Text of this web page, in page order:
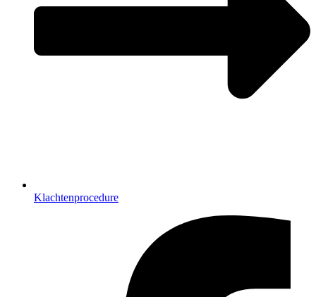
Klachtenprocedure